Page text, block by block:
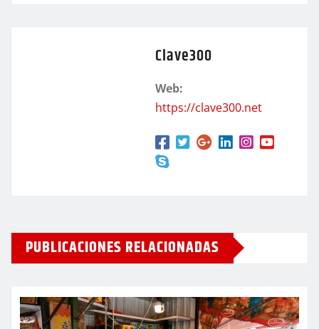
Clave300
Web:
https://clave300.net
PUBLICACIONES RELACIONADAS